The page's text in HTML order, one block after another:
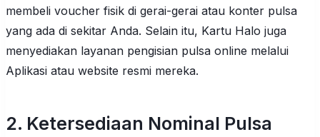
membeli voucher fisik di gerai-gerai atau konter pulsa
yang ada di sekitar Anda. Selain itu, Kartu Halo juga
menyediakan layanan pengisian pulsa online melalui
Aplikasi atau website resmi mereka.
2. Ketersediaan Nominal Pulsa